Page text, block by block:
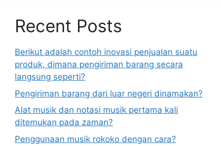
Recent Posts
Berikut adalah contoh inovasi penjualan suatu
produk, dimana pengiriman barang secara
langsung seperti?
Pengiriman barang dari luar negeri dinamakan?
Alat musik dan notasi musik pertama kali
ditemukan pada zaman?
Penggunaan musik rokoko dengan cara?